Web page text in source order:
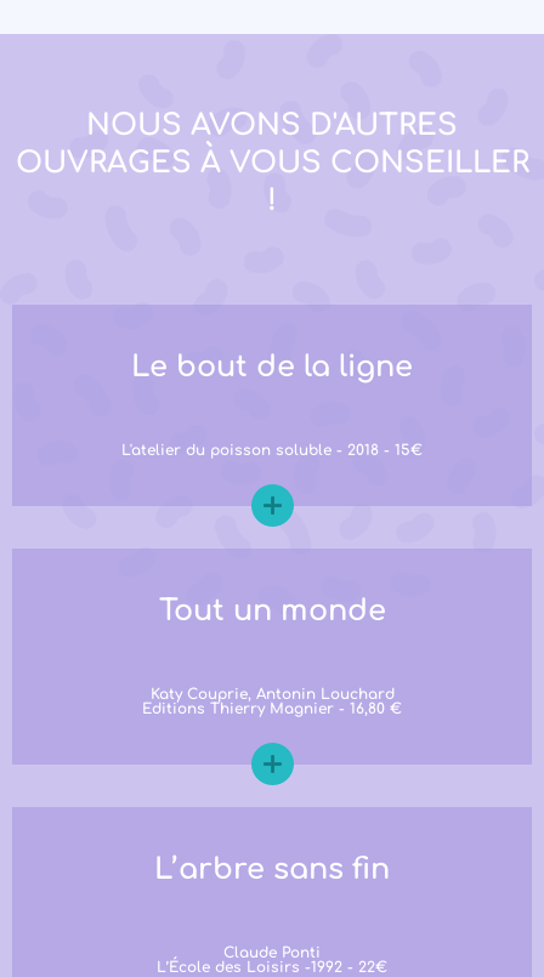
NOUS AVONS D'AUTRES
OUVRAGES À VOUS CONSEILLER
!
Le bout de la ligne
L'atelier du poisson soluble - 2018 - 15€
Tout un monde
Katy Couprie, Antonin Louchard
Editions Thierry Magnier - 16,80 €
L’arbre sans fin
Claude Ponti
L’École des Loisirs -1992 - 22€